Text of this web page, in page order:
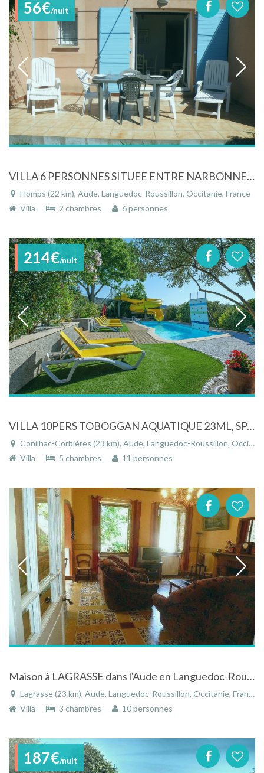
56€/nuit
VILLA 6 PERSONNES SITUEE ENTRE NARBONNE ET CARCASSONNE DANS RESIDENCE SECURISEE
Homps (22 km), Aude, Languedoc-Roussillon, Occitanie, France
Villa
2 chambres 6 personnes
214€/nuit
VILLA 10PERS TOBOGGAN AQUATIQUE 23ML, SPA, SAUNA, CINEMA PRIVE 10 PERS
Conilhac-Corbières (23 km), Aude, Languedoc-Roussillon, Occitanie, France
Villa
5 chambres 11 personnes
Maison à LAGRASSE dans l'Aude en Languedoc-Roussillon proche de la cité de CARCASSONNE
Lagrasse (23 km), Aude, Languedoc-Roussillon, Occitanie, France
Villa
3 chambres 10 personnes
187€/nuit